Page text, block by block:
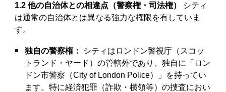
1.2 他の自治体との相違点（警察権・司法権）
シティ
は通常の自治体とは異なる強力な権限を有していま
す。
独自の警察権：
シティはロンドン警視庁（スコッ
トランド・ヤード）の管轄外であり、独自に「ロン
ドン市警察（City of London Police）」を持ってい
ます。特に経済犯罪（詐欺・横領等）の捜査におい